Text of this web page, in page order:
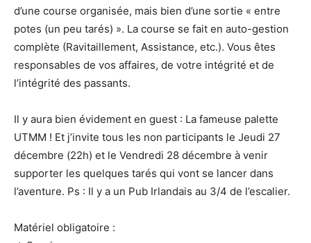
d’une course organisée, mais bien d’une sortie « entre
potes (un peu tarés) ». La course se fait en auto-gestion
complète (Ravitaillement, Assistance, etc.). Vous êtes
responsables de vos affaires, de votre intégrité et de
l’intégrité des passants.
Il y aura bien évidement en guest : La fameuse palette
UTMM ! Et j’invite tous les non participants le Jeudi 27
décembre (22h) et le Vendredi 28 décembre à venir
supporter les quelques tarés qui vont se lancer dans
l’aventure. Ps : Il y a un Pub Irlandais au 3/4 de l’escalier.
Matériel obligatoire :